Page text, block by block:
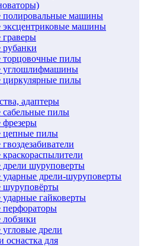
полировальные машины
эксцентриковые машины
торцовочные пилы
углошлифмашины
циркулярные пилы
адаптеры
пилы
фрезеры
цепные пилы
шуруповерты
дрели-шуруповерты
шуруповёрты
гайковерты
дрели
оснастка для